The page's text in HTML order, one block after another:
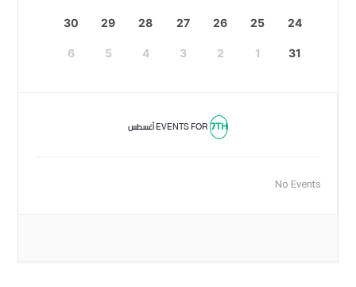
24
25
26
27
28
29
30
31
1
2
3
4
5
6
EVENTS FOR7TH أغسطس
No Events